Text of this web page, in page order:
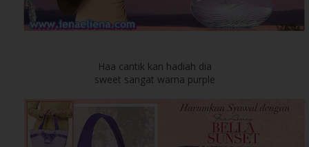
Haa cantik kan hadiah dia
sweet sangat warna purple